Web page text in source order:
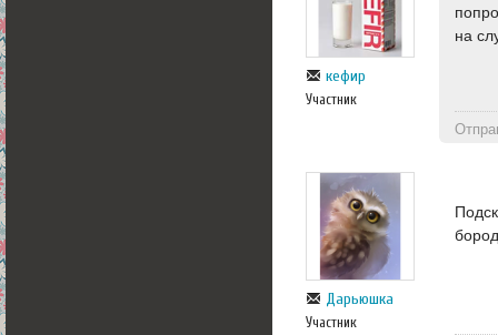
кефир
Участник
на
Дарьюшка
Участник